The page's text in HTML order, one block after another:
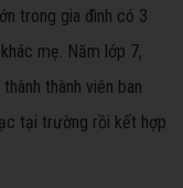
trong gia đình có 3
mẹ. Năm lớp 7,
thành viên ban
tại trường rồi kết hợp